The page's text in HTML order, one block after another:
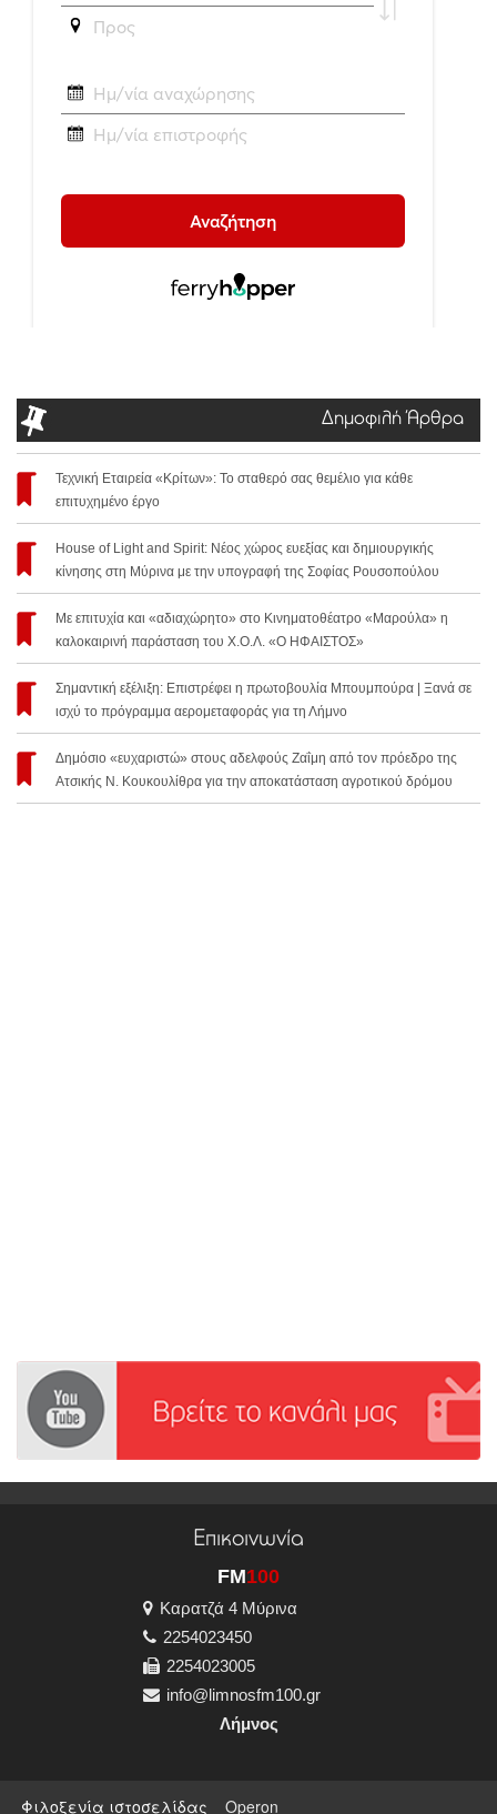
Δημοφιλή Άρθρα
Τεχνική Εταιρεία «Κρίτων»: Το σταθερό σας θεμέλιο για κάθε
επιτυχημένο έργο
House of Light and Spirit: Νέος χώρος ευεξίας και δημιουργικής
κίνησης στη Μύρινα με την υπογραφή της Σοφίας Ρουσοπούλου
Με επιτυχία και «αδιαχώρητο» στο Κινηματοθέατρο «Μαρούλα» η
καλοκαιρινή παράσταση του Χ.Ο.Λ. «Ο ΗΦΑΙΣΤΟΣ»
Σημαντική εξέλιξη: Επιστρέφει η πρωτοβουλία Μπουμπούρα | Ξανά σε
ισχύ το πρόγραμμα αερομεταφοράς για τη Λήμνο
Δημόσιο «ευχαριστώ» στους αδελφούς Ζαΐμη από τον πρόεδρο της
Ατσικής Ν. Κουκουλίθρα για την αποκατάσταση αγροτικού δρόμου
Επικοινωνία
FM100
Καρατζά 4 Μύρινα
2254023450
2254023005
info@limnosfm100.gr
Λήμνος
Φιλοξενία ιστοσελίδας Operon